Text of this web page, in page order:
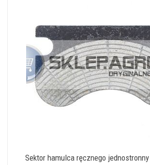
Sektor hamulca ręcznego